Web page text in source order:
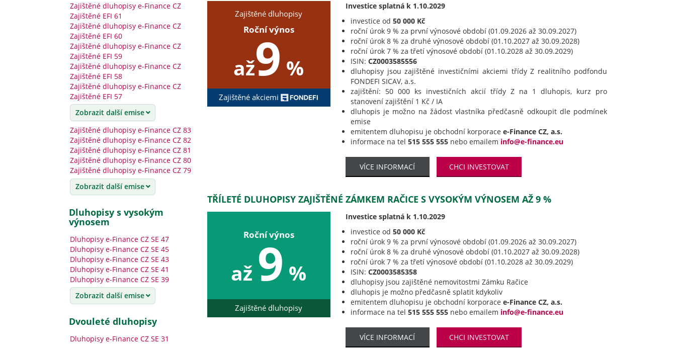
Zajištěné dluhopisy
Roční výnos
až9 %
Zajištěné akciemi
Investice splatná k 1.10.2029
investice od 50 000 Kč
roční úrok 9 % za první výnosové období (01.09.2026 až 30.09.2027)
roční úrok 8 % za druhé výnosové období (01.10.2027 až 30.09.2028)
roční úrok 7 % za třetí výnosové období (01.10.2028 až 30.09.2029)
ISIN: CZ0003585556
dluhopisy jsou zajištěné investičními akciemi třídy Z realitního podfondu
FONDEFI SICAV, a.s.
zajištění: 50 000 ks investičních akcií třídy Z na 1 dluhopis, kurz pro
stanovení zajištění 1 Kč / IA
dluhopis je možno na žádost vlastníka předčasně odkoupit dle podmínek
emise
emitentem dluhopisu je obchodní korporace e-Finance CZ, a.s.
informace na tel 515 555 555nebo emailem info@e-finance.eu
VÍCE INFORMACÍ CHCI INVESTOVAT
TŘÍLETÉ DLUHOPISY ZAJIŠTĚNÉ ZÁMKEM RAČICE S VYSOKÝM VÝNOSEM AŽ 9 %
Roční výnos
až 9 %
Zajištěné dluhopisy
Investice splatná k 1.10.2029
investice od 50 000 Kč
roční úrok 9 % za první výnosové období (01.09.2026 až 30.09.2027)
roční úrok 8 % za druhé výnosové období (01.10.2027 až 30.09.2028)
roční úrok 7 % za třetí výnosové období (01.10.2028 až 30.09.2029)
ISIN: CZ0003585358
dluhopisy jsou zajištěné nemovitostmi Zámku Račice
dluhopis je možno předčasně splatit kdykoliv
emitentem dluhopisu je obchodní korporace e-Finance CZ, a.s.
informace na tel 515 555 555nebo emailem info@e-finance.eu
VÍCE INFORMACÍ CHCI INVESTOVAT
Zajištěné dluhopisy e-Finance CZ
Zajištěné EFI 61
Zajištěné dluhopisy e-Finance CZ
Zajištěné EFI 60
Zajištěné dluhopisy e-Finance CZ
Zajištěné EFI 59
Zajištěné dluhopisy e-Finance CZ
Zajištěné EFI 58
Zajištěné dluhopisy e-Finance CZ
Zajištěné EFI 57
Zobrazit další emise
Zajištěné dluhopisy e-Finance CZ 83
Zajištěné dluhopisy e-Finance CZ 82
Zajištěné dluhopisy e-Finance CZ 81
Zajištěné dluhopisy e-Finance CZ 80
Zajištěné dluhopisy e-Finance CZ 79
Zobrazit další emise
dluhopisy s vysokým
výnosem
Dluhopisy e-Finance CZ SE 47
Dluhopisy e-Finance CZ SE 45
Dluhopisy e-Finance CZ SE 43
Dluhopisy e-Finance CZ SE 41
Dluhopisy e-Finance CZ SE 39
Zobrazit další emise
dvouleté dluhopisy
Dluhopisy e-Finance CZ SE 31